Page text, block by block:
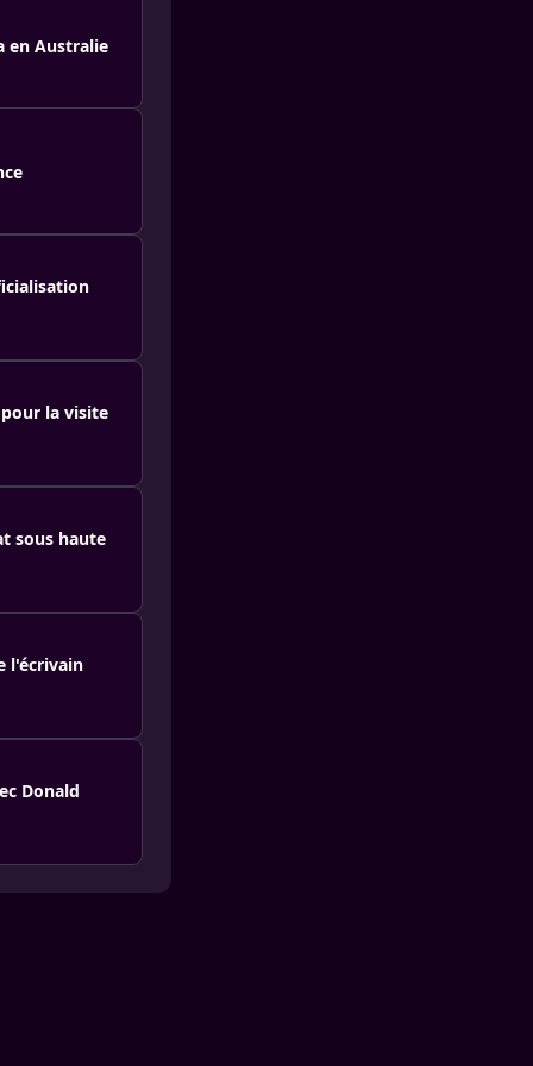
en Australie
la visite
sous haute
l'écrivain
Donald